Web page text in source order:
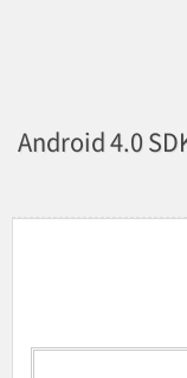
Android 4.0